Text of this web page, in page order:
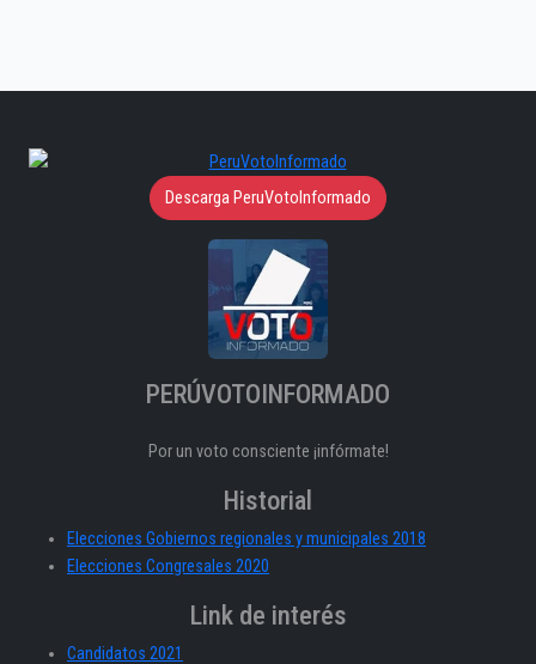
Descarga PeruVotoInformado
PERÚVOTOINFORMADO
Por un voto consciente ¡infórmate!
Historial
Elecciones Gobiernos regionales y municipales 2018
Elecciones Congresales 2020
Link de interés
Candidatos 2021